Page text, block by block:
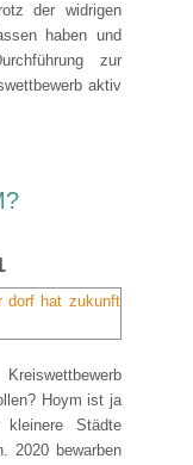
der widrigen
haben und
zur
aktiv
Hoym ist ja
Städte
2020 bewarben